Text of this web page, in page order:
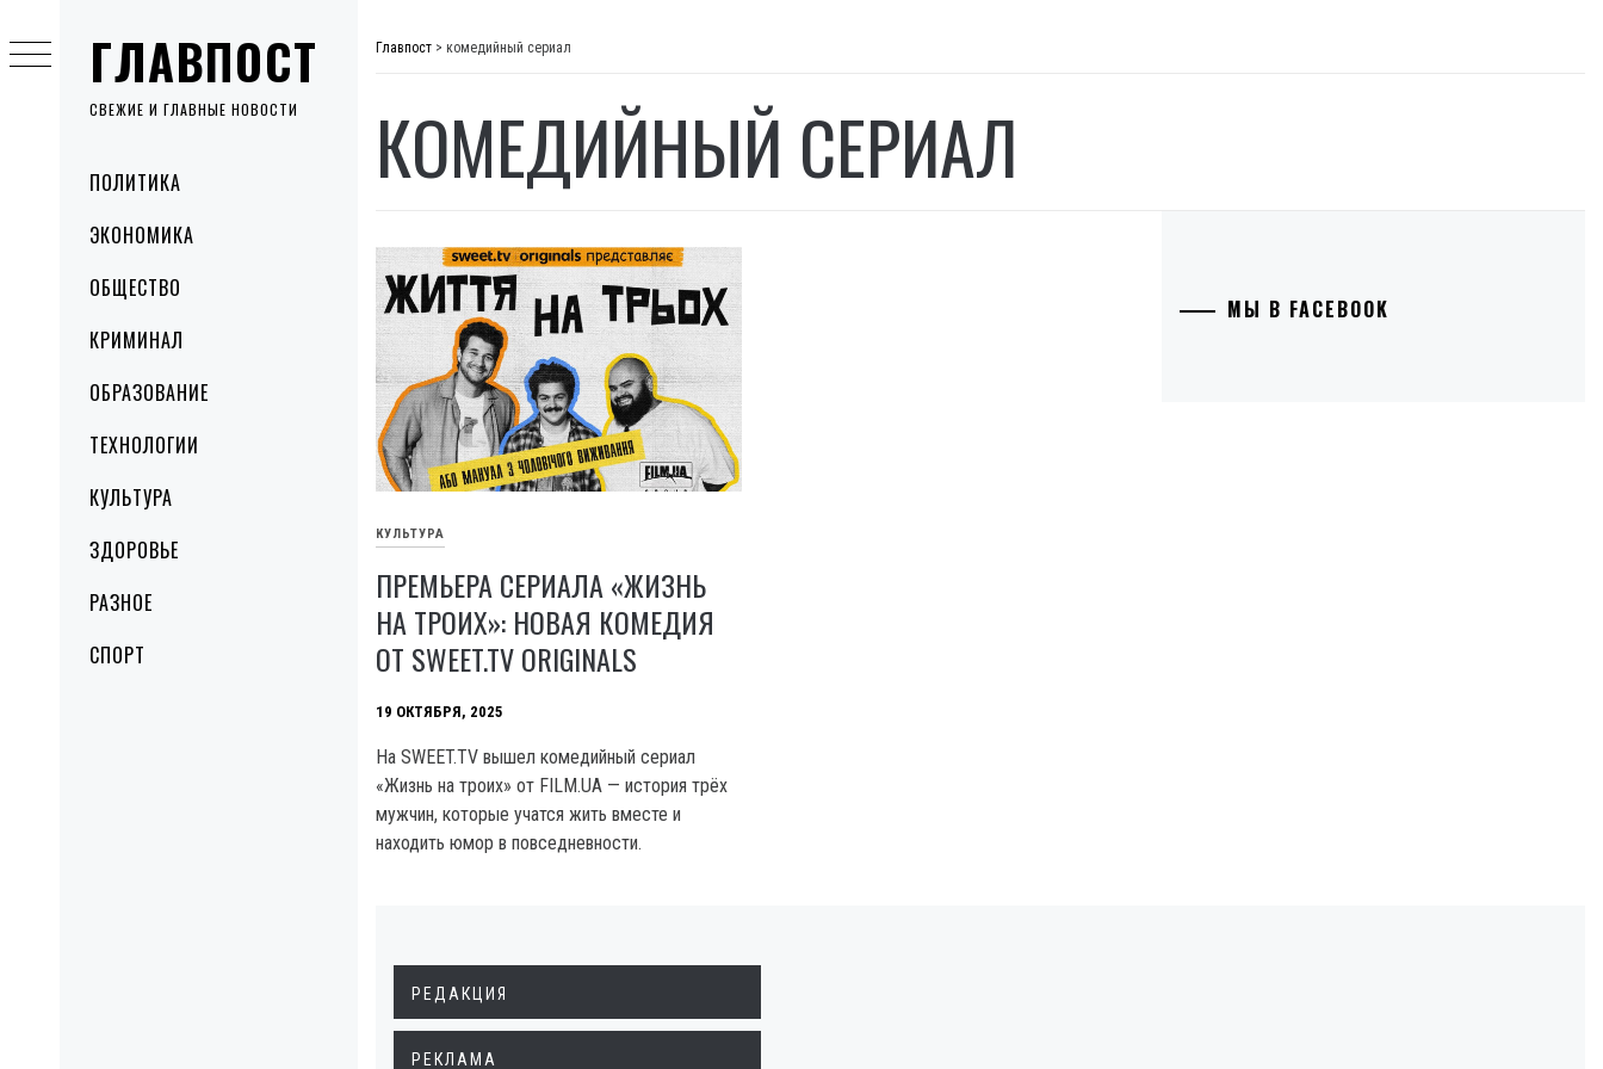
ГЛАВПОСТ
СВЕЖИЕ И ГЛАВНЫЕ НОВОСТИ
MenuПОЛИТИКА
ЭКОНОМИКА
ОБЩЕСТВО
КРИМИНАЛ
ОБРАЗОВАНИЕ
ТЕХНОЛОГИИ
КУЛЬТУРА
ЗДОРОВЬЕ
РАЗНОЕ
СПОРТ
to
content
Главпост > комедийный сериал
КОМЕДИЙНЫЙ СЕРИАЛ
КУЛЬТУРА
ПРЕМЬЕРА СЕРИАЛА «ЖИЗНЬ
НА ТРОИХ»: НОВАЯ КОМЕДИЯ
ОТ SWEET.TV ORIGINALS
19 ОКТЯБРЯ, 2025
На SWEET.TV вышел комедийный сериал
«Жизнь на троих» от FILM.UA — история трёх
мужчин, которые учатся жить вместе и
находить юмор в повседневности.
МЫ В FACEBOOK
РЕДАКЦИЯ
РЕКЛАМА